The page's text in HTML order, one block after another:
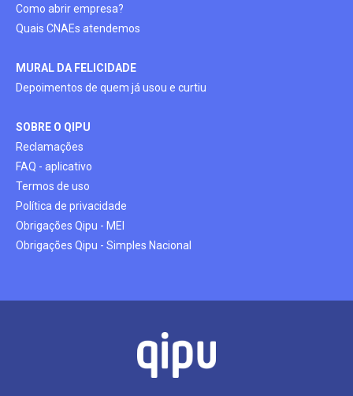
Como abrir empresa?
Quais CNAEs atendemos
MURAL DA FELICIDADE
Depoimentos de quem já usou e curtiu
SOBRE O QIPU
Reclamações
FAQ - aplicativo
Termos de uso
Política de privacidade
Obrigações Qipu - MEI
Obrigações Qipu - Simples Nacional